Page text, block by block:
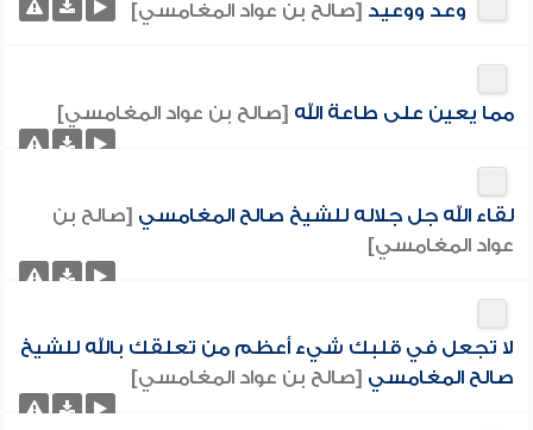
وعد ووعيد [صالح بن عواد المغامسي]
مما يعين على طاعة الله [صالح بن عواد المغامسي]
لقاء الله جل جلاله للشيخ صالح المغامسي [صالح بن
عواد المغامسي]
لا تجعل في قلبك شيء أعظم من تعلقك بالله للشيخ
صالح المغامسي [صالح بن عواد المغامسي]